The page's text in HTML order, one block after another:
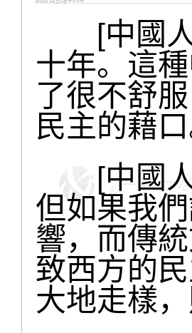
[中國人
十年。這
了很不舒
民主的藉口
[中國人
但如果我
響，而傳
致西方的
大地走樣